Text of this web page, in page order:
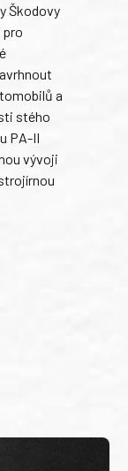
Škodovy
pro
a
stého
PA-II
vývoji